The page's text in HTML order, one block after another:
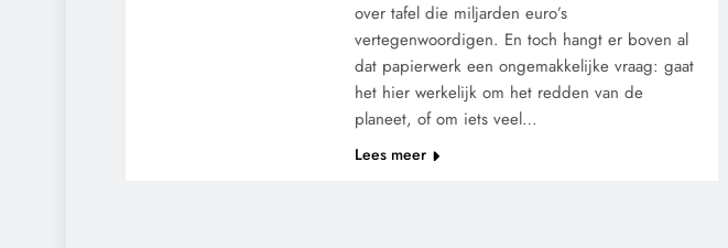
over tafel die miljarden euro’s
vertegenwoordigen. En toch hangt er boven al
dat papierwerk een ongemakkelijke vraag: gaat
het hier werkelijk om het redden van de
planeet, of om iets veel…
Lees meer